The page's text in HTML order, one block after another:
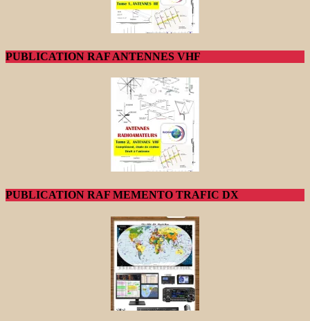
PUBLICATION RAF ANTENNES VHF
PUBLICATION RAF MEMENTO TRAFIC DX